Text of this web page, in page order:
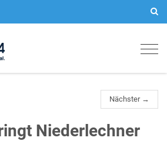
Nächster →
Niederlechner